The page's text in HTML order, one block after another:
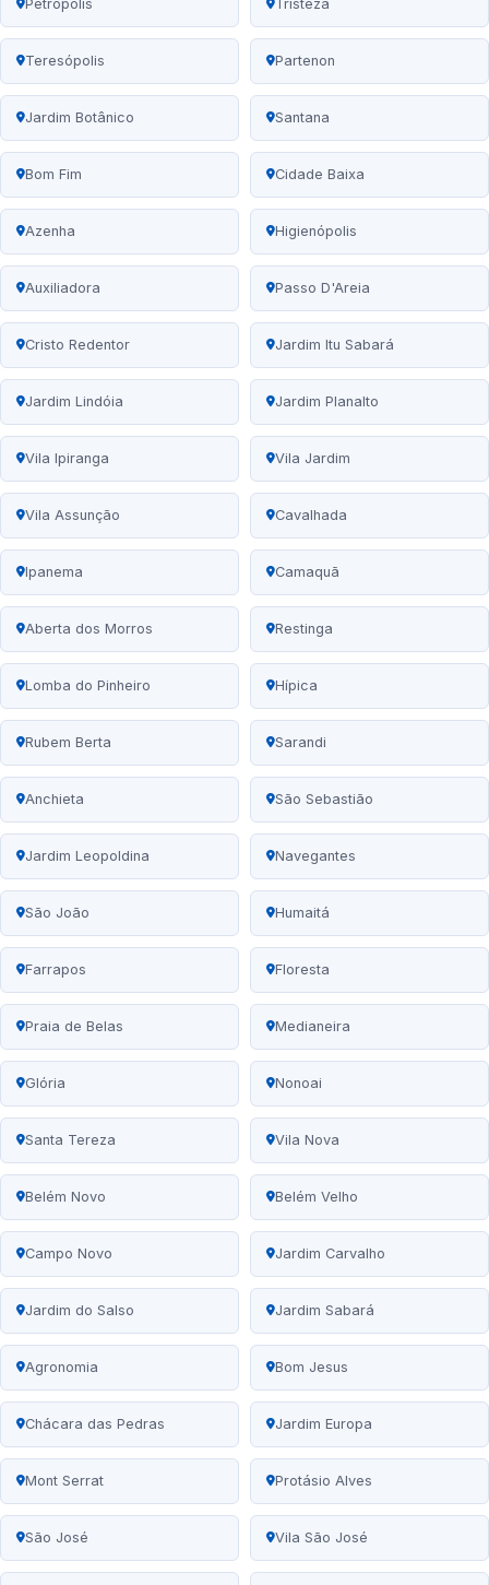
Petrópolis Tristeza
Teresópolis Partenon
Jardim Botânico Santana
Bom Fim Cidade Baixa
Azenha Higienópolis
Auxiliadora Passo D'Areia
Cristo Redentor Jardim Itu Sabará
Jardim Lindóia Jardim Planalto
Vila Ipiranga Vila Jardim
Vila Assunção Cavalhada
Ipanema Camaquã
Aberta dos Morros Restinga
Lomba do Pinheiro Hípica
Rubem Berta Sarandi
Anchieta São Sebastião
Jardim Leopoldina Navegantes
São João Humaitá
Farrapos Floresta
Praia de Belas Medianeira
Glória Nonoai
Santa Tereza Vila Nova
Belém Novo Belém Velho
Campo Novo Jardim Carvalho
Jardim do Salso Jardim Sabará
Agronomia Bom Jesus
Chácara das Pedras Jardim Europa
Mont Serrat Protásio Alves
São José Vila São José